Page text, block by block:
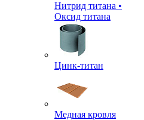
Нитрид титана •
Оксид титана
Цинк-титан
Медная кровля